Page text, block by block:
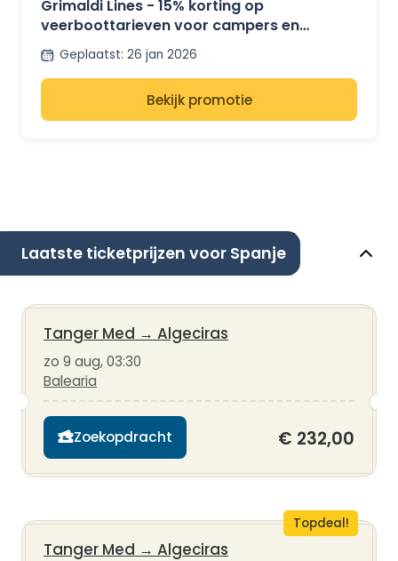
Grimaldi Lines - 15% korting op
veerboottarieven voor campers en
minibusjes
Geplaatst: 26 jan 2026
Bekijk promotie
Laatste ticketprijzen voor Spanje
Tanger Med → Algeciras
zo 9 aug, 03:30
Balearia
Zoekopdracht € 232,00
Topdeal!
Tanger Med → Algeciras